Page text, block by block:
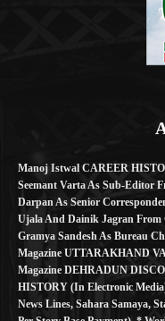
Manoj Istwal CAREER
Seemant Varta As Sub-Editor
Darpan As Senior
Ujala And Dainik Jagran From
Gramya Sandesh As Bureau
Magazine UTTARAKHAND
Magazine DEHRADUN
HISTORY (in Electronic
News Lines, Sahara Samaya,